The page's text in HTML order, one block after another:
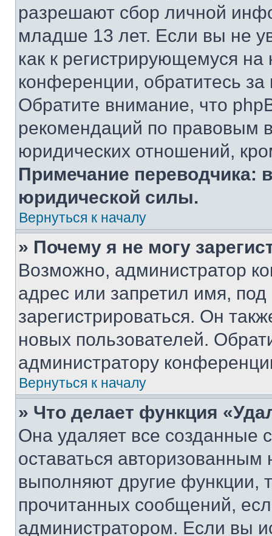
разрешают сбор личной
младше 13 лет. Если вы не
как к регистрирующемуся
конференции, обратитесь
Обратите внимание, что
рекомендаций по правовым
юридических отношений,
Примечание переводчика:
юридической силы.
Вернуться к началу
» Почему я не могу
Возможно, администратор
адрес или запретил имя,
зарегистрироваться. Он
новых пользователей.
администратору
Вернуться к началу
» Что делает функция
Она удаляет все созданные
оставаться
выполняют другие функции,
прочитанных сообщений,
администратором. Если вы